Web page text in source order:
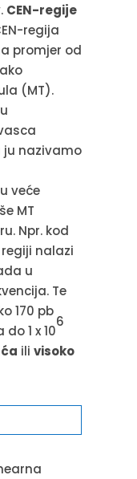
CEN-regije
regija
promjer od
(MT).
ju nazivamo
veće
MT
Npr. kod
nalazi
u
Te
170 pb
1 x 10
6
ili visoko